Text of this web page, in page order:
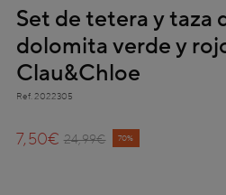
Set de tetera y taza
dolomita verde y
Clau&Chloe
Ref. 2022305
Price reduced from
24,99€
to 70%
7,50€